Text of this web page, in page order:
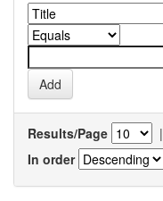
Results/Page |
In order